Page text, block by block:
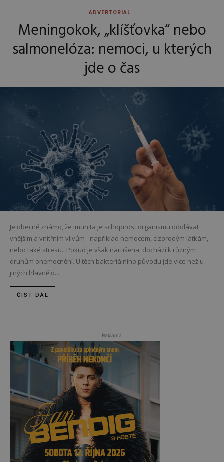
ADVERTORIAL
Meningokok, „klíšťovka“ nebo
salmonelóza: nemoci, u kterých
jde o čas
Je obecně známo, že imunita je schopnost organismu odolávat
vnějším a vnitřním vlivům - například nemocem, cizorodým látkám,
nebo také stresu. Pokud je však narušena, dochází k různým
druhům onemocnění. U těch bakteriálního původu jde více než u
jiných hlavně o...
ČÍST DÁL
Reklama